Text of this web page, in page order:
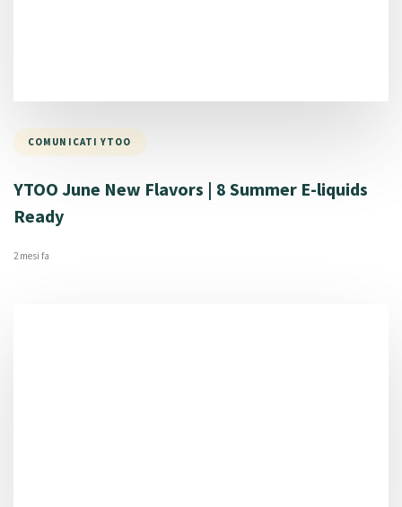
COMUNICATI YTOO
YTOO June New Flavors | 8 Summer E-liquids
Ready
2 mesi fa